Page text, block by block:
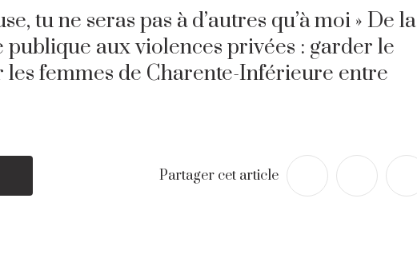
tu ne seras pas à d’autres qu’à moi » De la
publique aux violences privées : garder le
les femmes de Charente-Inférieure entre
Partager cet article